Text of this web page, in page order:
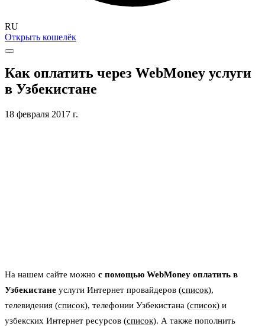
RU
Открыть кошелёк
Как оплатить через WebMoney услуги
в Узбекистане
18 февраля 2017 г.
На нашем сайте можно с помощью WebMoney оплатить в
Узбекистане услуги Интернет провайдеров (список),
телевидения (список), телефонии Узбекистана (список) и
узбекских Интернет ресурсов (список). А также пополнить